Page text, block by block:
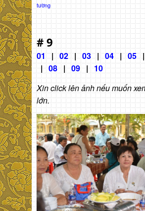
tường
# 9
01 | 02 | 03 | 04 | 05 |
| 08 | 09 | 10
Xin click lên ảnh nếu muốn
lớn.